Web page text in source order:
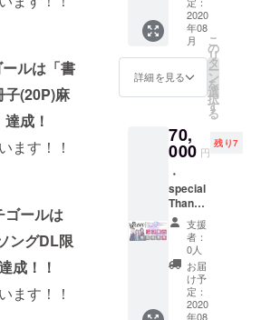
ルは「書
子(20P)麻
成！
ます！！
ゴールは
ングDL限
成！！
ます！！
トカー
ド ・GL
ドラマ
CD「午
前1時23
分のプ
リム
おまけ
CD ※
キャス
トトー
ク ※記
載する
お名前
を支援
時に
「備考
欄」へ
ご記入
くださ
2020
年08
月
詳細を見る
こ
の
リ
タ
ー
ン
を
選
択
す
る
70,
000 円
残り7
・
special
Thanks
にクレ
ジット
記載 ・
SS付き
イラス
トポス
トカー
支援
者：
0人
お届
け予
定：
2020
年08